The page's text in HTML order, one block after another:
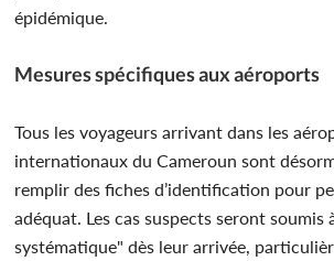
épidémique.
Mesures spécifiques aux aéroports
Tous les voyageurs arrivant dans les
internationaux du Cameroun sont
remplir des fiches d’identification pour
adéquat. Les cas suspects seront soumis
systématique" dès leur arrivée,